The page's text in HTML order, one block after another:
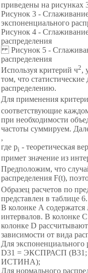
приведены на рисунках
Рисунок 3 -
экспоненциального
Рисунок 4 -
распределения
Рисунок 5 -
распределения
Используя критерий ч2,
том, что
распределению.
Для применения
соответствующие
при необходимости
частоты суммируем.
,
где pi - теоретическая
примет значение из
Предположим, что
распределения F(t),
Образец расчетов по
представлен в таблице 6.
В колонке А
интервалов. В колонке
колонке D
зависимости от вида
Для экспоненциального
D31 = ЭКСПРАСП
ИСТИНА);
Для нормального